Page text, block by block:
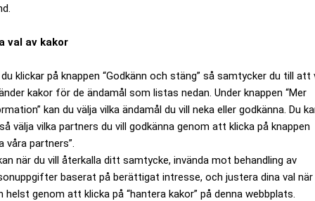
val av kakor
klickar på knappen “Godkänn och stäng” så samtycker du till att
kakor för de ändamål som listas nedan. Under knappen “Mer
kan du välja vilka ändamål du vill neka eller godkänna. Du
välja vilka partners du vill godkänna genom att klicka på knappen
våra partners”.
när du vill återkalla ditt samtycke, invända mot behandling av
baserat på berättigat intresse, och justera dina val när
helst genom att klicka på “hantera kakor” på denna webbplats.
kronor från 11.520 miljoner förra året. Orderingången
koncernens marknadspositioner stärktes ytterligare.
i Asien, Australien och Sydamerika ökade och
koncernchef Lars Pettersson i en kommentar i